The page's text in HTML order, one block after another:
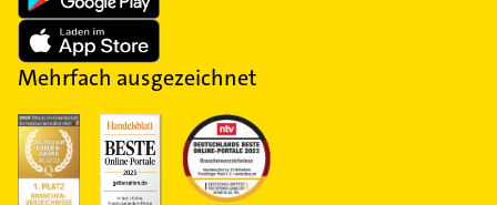
Mehrfach ausgezeichnet